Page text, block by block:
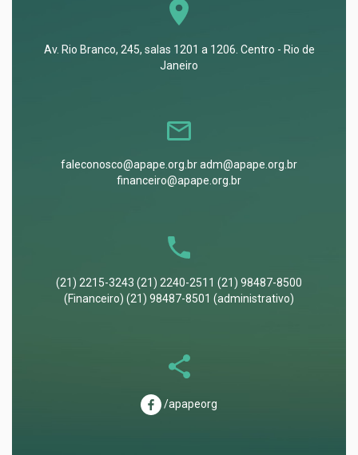
Av. Rio Branco, 245, salas 1201 a 1206. Centro - Rio de
Janeiro
faleconosco@apape.org.br adm@apape.org.br
financeiro@apape.org.br
(21) 2215-3243 (21) 2240-2511 (21) 98487-8500
(Financeiro) (21) 98487-8501 (administrativo)
/apapeorg